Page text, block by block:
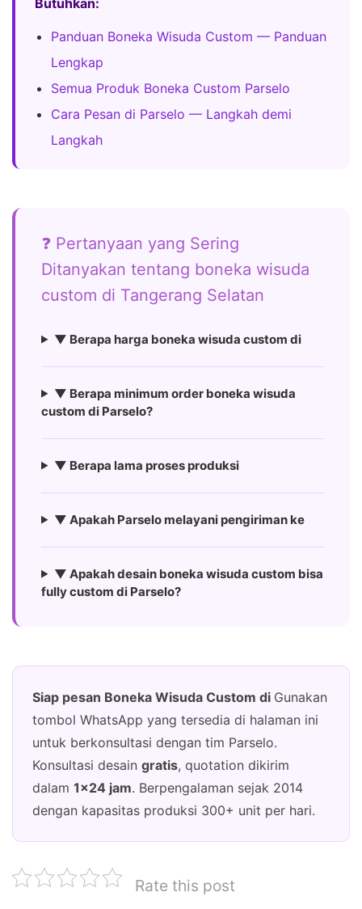
Panduan Boneka Wisuda Custom — Panduan
Lengkap
Semua Produk Boneka Custom Parselo
Cara Pesan di Parselo — Langkah demi
Langkah
❓ Pertanyaan yang Sering
Ditanyakan tentang boneka wisuda
custom di Tangerang Selatan
▼ Berapa harga boneka wisuda custom di
▼ Berapa minimum order boneka wisuda
custom di Parselo?
▼ Berapa lama proses produksi
▼ Apakah Parselo melayani pengiriman ke
▼ Apakah desain boneka wisuda custom bisa
fully custom di Parselo?
Siap pesan Boneka Wisuda Custom di Gunakan
tombol WhatsApp yang tersedia di halaman ini
untuk berkonsultasi dengan tim Parselo.
Konsultasi desain gratis, quotation dikirim
dalam 1×24 jam. Berpengalaman sejak 2014
dengan kapasitas produksi 300+ unit per hari.
Rate this post